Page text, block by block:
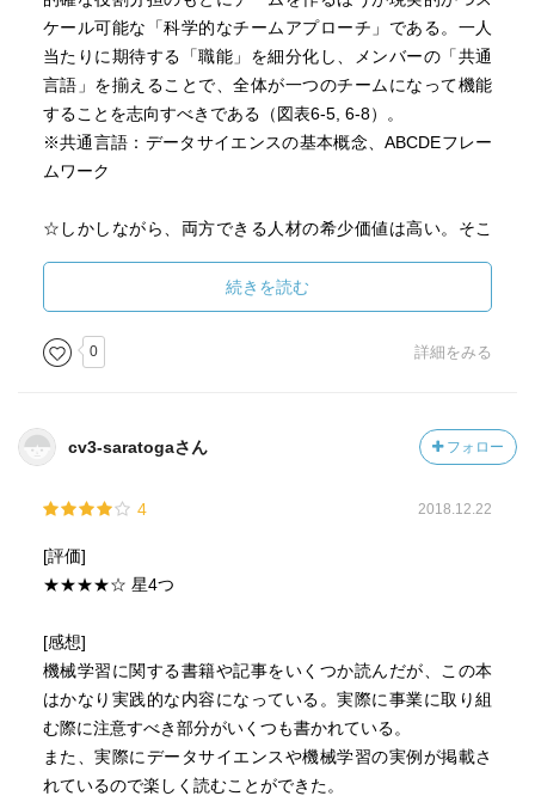
ケール可能な「科学的なチームアプローチ」である。一人
当たりに期待する「職能」を細分化し、メンバーの「共通
言語」を揃えることで、全体が一つのチームになって機能
することを志向すべきである（図表6-5, 6-8）。
※共通言語：データサイエンスの基本概念、ABCDEフレー
ムワーク
☆しかしながら、両方できる人材の希少価値は高い。そこ
ンバーと団結して、何でもするように必死に努力するこ
と。考えたり教えてもらったりなど。
[データGM]
を当てながら、サイエンス人材、システム人材とコミュニ
ケーションを取り、プロジェクト全体を取り仕切る人材。
ロジェクトの失敗事例の多くは、コミュニケーションのミ
スにある）。MBA保有、コンサルティングファーム在籍経
験、顧客と直接接点のあるビジネスサイドでの5年以上の経
[データサイエンティスト]
統計や機械学習についての科学的な考え方、ツール適用に
おける理論的側面をリードする人材。統計を多用する領域
の学位、研究機関での専門職の経験、ビッグデータの業務
経験などの経歴が求められる。複雑な事象を分かりやすく
続きを読む
0 詳細をみる
cv3-saratogaさん フォロー
4 2018.12.22
[評価]
★★★★☆ 星4つ
[感想]
機械学習に関する書籍や記事をいくつか読んだが、この本
はかなり実践的な内容になっている。実際に事業に取り組
む際に注意すべき部分がいくつも書かれている。
また、実際にデータサイエンスや機械学習の実例が掲載さ
れているので楽しく読むことができた。